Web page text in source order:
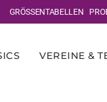
GRÖSSENTABELLEN
VEREINE &